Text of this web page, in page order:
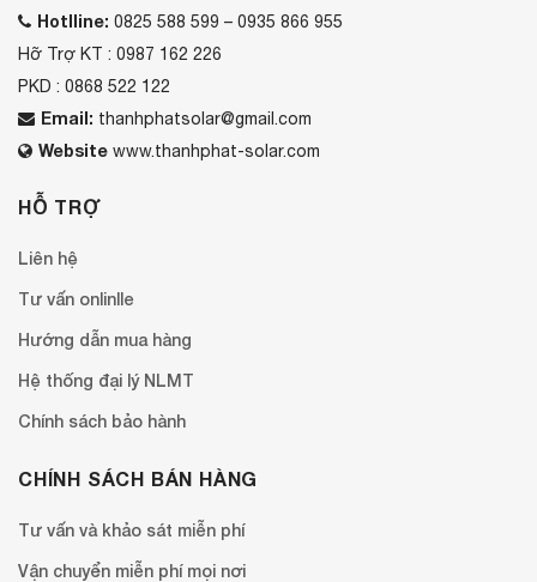
Hotlline: 0825 588 599 – 0935 866 955
Hỡ Trợ KT : 0987 162 226
PKD : 0868 522 122
Email: thanhphatsolar@gmail.com
Website www.thanhphat-solar.com
HỖ TRỢ
Liên hệ
Tư vấn onlinlle
Hướng dẫn mua hàng
Hệ thống đại lý NLMT
Chính sách bảo hành
CHÍNH SÁCH BÁN HÀNG
Tư vấn và khảo sát miễn phí
Vận chuyển miễn phí mọi nơi